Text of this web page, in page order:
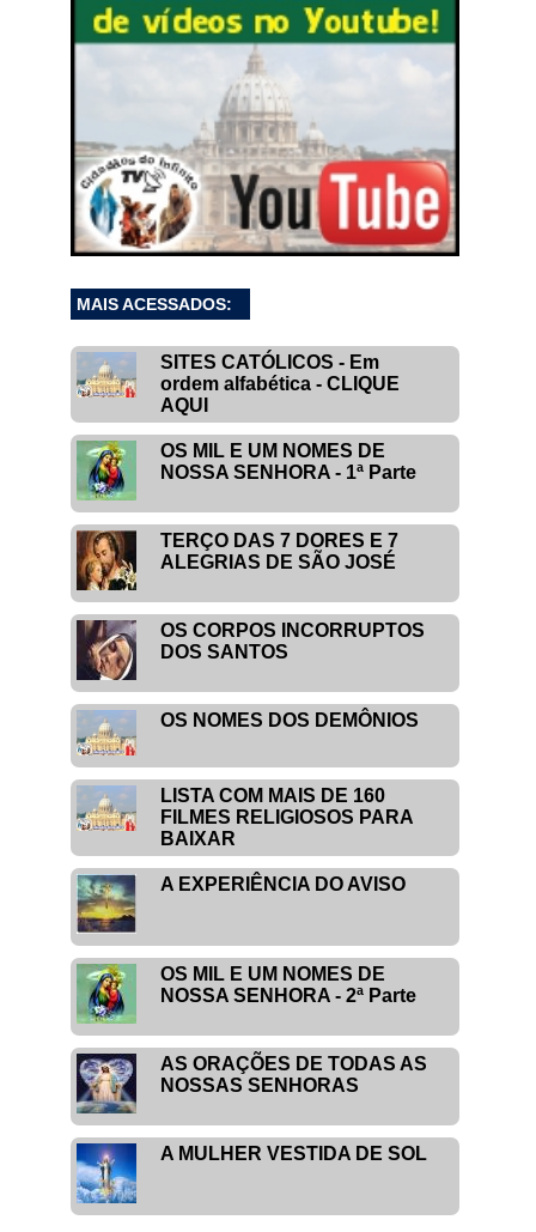
MAIS ACESSADOS:
SITES CATÓLICOS - Em
ordem alfabética - CLIQUE
AQUI
OS MIL E UM NOMES DE
NOSSA SENHORA - 1ª Parte
TERÇO DAS 7 DORES E 7
ALEGRIAS DE SÃO JOSÉ
OS CORPOS INCORRUPTOS
DOS SANTOS
OS NOMES DOS DEMÔNIOS
LISTA COM MAIS DE 160
FILMES RELIGIOSOS PARA
BAIXAR
A EXPERIÊNCIA DO AVISO
OS MIL E UM NOMES DE
NOSSA SENHORA - 2ª Parte
AS ORAÇÕES DE TODAS AS
NOSSAS SENHORAS
A MULHER VESTIDA DE SOL